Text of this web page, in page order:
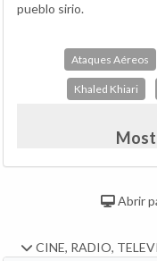
pueblo sirio.
Ataques Aéreos
Khaled Khiari
Abrir
CINE, RADIO,